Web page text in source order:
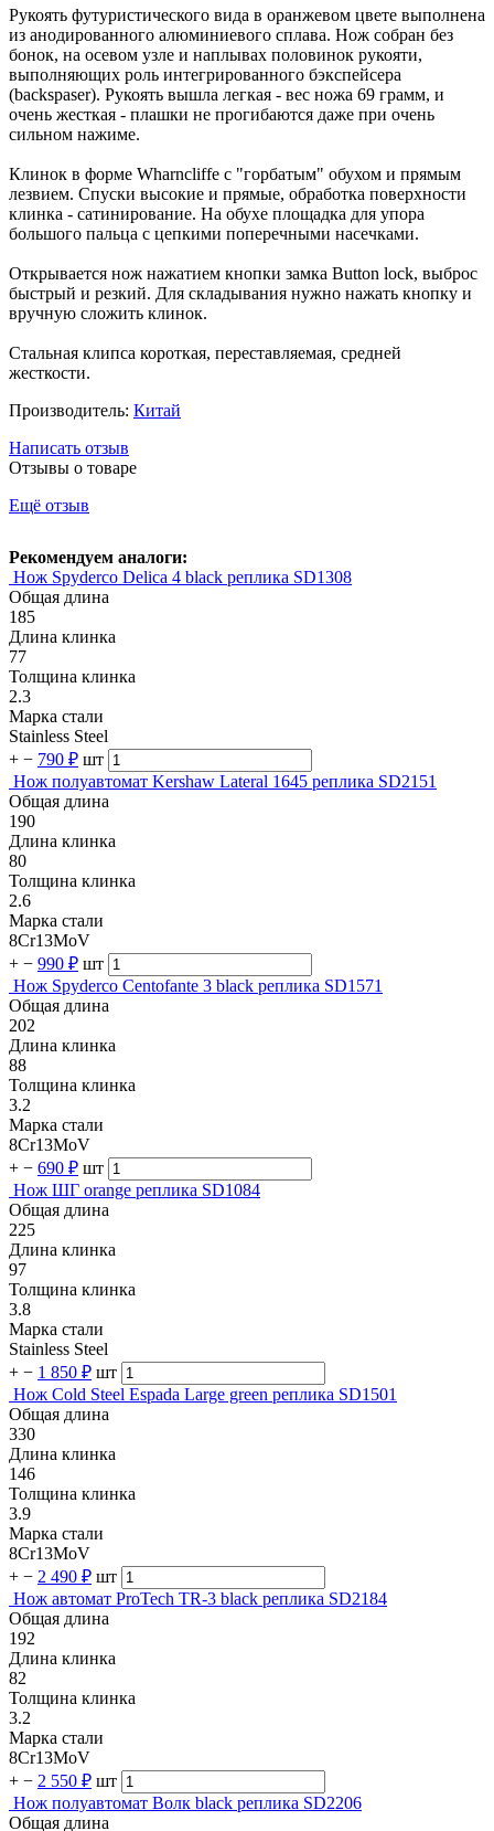
Рукоять футуристического вида в оранжевом цвете выполнена
из анодированного алюминиевого сплава. Нож собран без
бонок, на осевом узле и наплывах половинок рукояти,
выполняющих роль интегрированного бэкспейсера
(backspaser). Рукоять вышла легкая - вес ножа 69 грамм, и
очень жесткая - плашки не прогибаются даже при очень
сильном нажиме.
Клинок в форме Wharncliffe с "горбатым" обухом и прямым
лезвием. Спуски высокие и прямые, обработка поверхности
клинка - сатинирование. На обухе площадка для упора
большого пальца с цепкими поперечными насечками.
Открывается нож нажатием кнопки замка Button lock, выброс
быстрый и резкий. Для складывания нужно нажать кнопку и
вручную сложить клинок.
Стальная клипса короткая, переставляемая, средней
жесткости.
Производитель: Китай
Написать отзыв
Отзывы о товаре
Ещё отзыв
Рекомендуем аналоги:
Нож Spyderco Delica 4 black реплика SD1308
Общая длина
185
Длина клинка
77
Толщина клинка
2.3
Марка стали
Stainless Steel
+ − 790 ₽ шт
Нож полуавтомат Kershaw Lateral 1645 реплика SD2151
Общая длина
190
Длина клинка
80
Толщина клинка
2.6
Марка стали
8Cr13MoV
+ − 990 ₽ шт
Нож Spyderco Centofante 3 black реплика SD1571
Общая длина
202
Длина клинка
88
Толщина клинка
3.2
Марка стали
8Cr13MoV
+ − 690 ₽ шт
Нож ШГ orange реплика SD1084
Общая длина
225
Длина клинка
97
Толщина клинка
3.8
Марка стали
Stainless Steel
+ − 1 850 ₽ шт
Нож Cold Steel Espada Large green реплика SD1501
Общая длина
330
Длина клинка
146
Толщина клинка
3.9
Марка стали
8Cr13MoV
+ − 2 490 ₽ шт
Нож автомат ProTech TR-3 black реплика SD2184
Общая длина
192
Длина клинка
82
Толщина клинка
3.2
Марка стали
8Cr13MoV
+ − 2 550 ₽ шт
Нож полуавтомат Волк black реплика SD2206
Общая длина